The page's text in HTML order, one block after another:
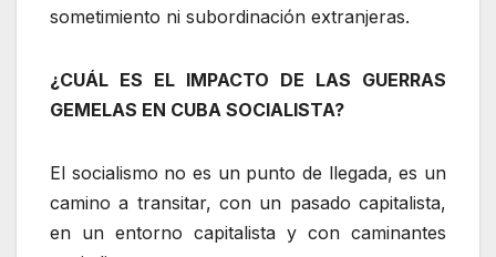
sometimiento ni subordinación extranjeras.
¿CUÁL ES EL IMPACTO DE LAS GUERRAS
GEMELAS EN CUBA SOCIALISTA?
El socialismo no es un punto de llegada, es un
camino a transitar, con un pasado capitalista,
en un entorno capitalista y con caminantes